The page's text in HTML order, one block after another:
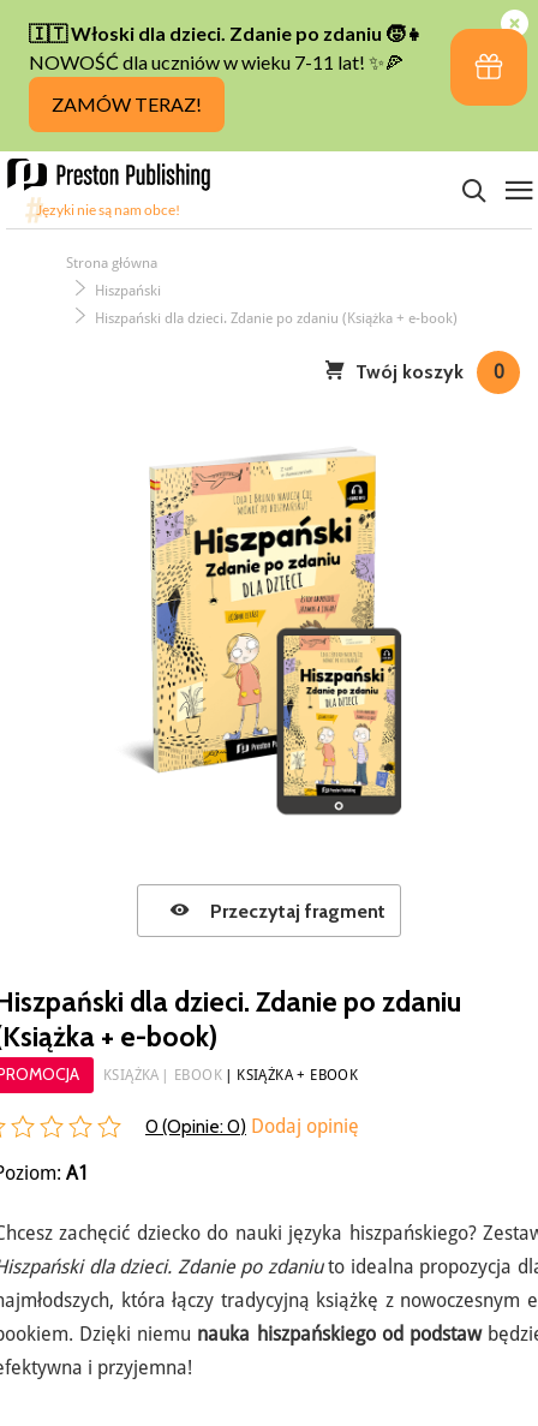
Strona główna
Hiszpański
Hiszpański dla dzieci. Zdanie po zdaniu (Książka + e-book)
Twój koszyk 0
Przeczytaj fragment
dla dzieci. Zdanie po zdaniu
+ e-book)
KSIĄŻKA EBOOK KSIĄŻKA + EBOOK
0 (Opinie:0) Dodaj opinię
A1
zachęcić dziecko do nauki języka hiszpańskiego?
dla dzieci. Zdanie po zdaniu to idealna propozycja
która łączy tradycyjną książkę z nowoczesnym
Dzięki niemu nauka hiszpańskiego od podstaw
i przyjemna!